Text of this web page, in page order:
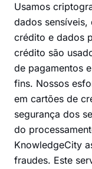
Usamos
dados
crédito e dados
crédito são
de pagamentos
fins. Nossos
em cartões de
segurança dos
do
KnowledgeCity
fraudes. Este